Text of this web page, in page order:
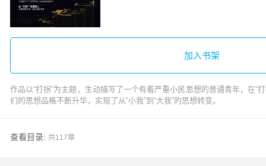
加入书架
作品以“打拐”为主题，生动描写了一个有着严重小民思想的普通青年，在
们的思想品格不断升华，实现了从“小我”到“大我”的思想转变。
查看目录: 共117章